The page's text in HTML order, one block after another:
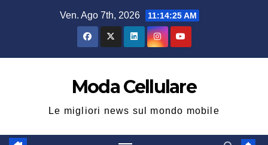
Ven. Ago 7th, 2026 11:14:26 AM
Moda Cellulare
Le migliori news sul mondo mobile